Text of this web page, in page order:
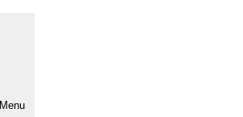
Menu